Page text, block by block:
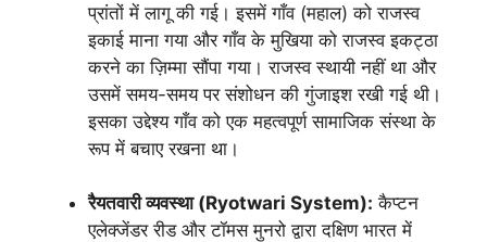
प्रांतों में लागू की गई। इसमें गाँव (महाल) को राजस्व
इकाई माना गया और गाँव के मुखिया को राजस्व इकट्ठा
करने का ज़िम्मा सौंपा गया। राजस्व स्थायी नहीं था और
उसमें समय-समय पर संशोधन की गुंजाइश रखी गई थी।
इसका उद्देश्य गाँव को एक महत्वपूर्ण सामाजिक संस्था के
रूप में बचाए रखना था।
रैयतवारी व्यवस्था (Ryotwari System): कैप्टन
एलेक्जेंडर रीड और टॉमस मुनरो द्वारा दक्षिण भारत में